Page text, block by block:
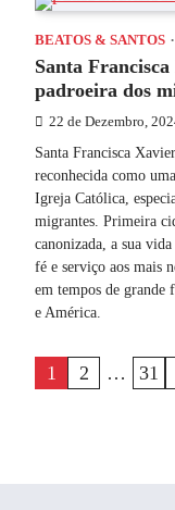
BEATOS & SANTOS
Santa
padroeira dos
22 de Dezembro,
Santa Francisca
reconhecida como
Igreja Católica,
migrantes. Primeira
canonizada, a sua
fé e serviço aos mais
em tempos de
e América.
Paginação
1 2 … 31